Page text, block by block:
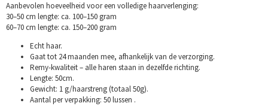
Aanbevolen hoeveelheid voor een volledige haarverlenging:
30–50 cm lengte: ca. 100–150 gram
60–70 cm lengte: ca. 150–200 gram
Echt haar.
Gaat tot 24 maanden mee, afhankelijk van de verzorging.
Remy-kwaliteit – alle haren staan in dezelfde richting.
Lengte: 50cm.
Gewicht: 1 g/haarstreng (totaal 50g).
Aantal per verpakking: 50 lussen .